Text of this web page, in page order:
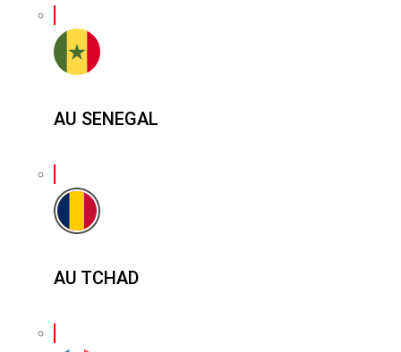
AU SENEGAL
AU TCHAD